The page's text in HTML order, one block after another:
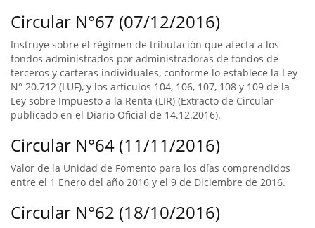
Circular N°67 (07/12/2016)
Instruye sobre el régimen de tributación que afecta a los
fondos administrados por administradoras de fondos de
terceros y carteras individuales, conforme lo establece la Ley
N° 20.712 (LUF), y los artículos 104, 106, 107, 108 y 109 de la
Ley sobre Impuesto a la Renta (LIR) (Extracto de Circular
publicado en el Diario Oficial de 14.12.2016).
Circular N°64 (11/11/2016)
Valor de la Unidad de Fomento para los días comprendidos
entre el 1 Enero del año 2016 y el 9 de Diciembre de 2016.
Circular N°62 (18/10/2016)